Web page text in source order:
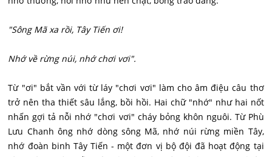
"Sông Mã xa rồi, Tây Tiến ơi!
Nhớ về rừng núi, nhớ chơi vơi".
Từ "ơi" bắt vần với từ láy "chơi vơi" làm cho âm điệu câu thơ
trở nên tha thiết sâu lắng, bồi hồi. Hai chữ "nhớ" như hai nốt
nhấn gợi tả nỗi nhớ "chơi vơi" cháy bỏng khôn nguôi. Từ Phù
Lưu Chanh ông nhớ dòng sông Mã, nhớ núi rừng miền Tây,
nhớ đoàn binh Tây Tiến - một đơn vị bộ đội đã hoạt động tại